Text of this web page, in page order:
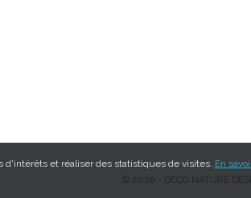
© 2026 - DECO NATURE
d'intérêts et réaliser des statistiques de visites. En